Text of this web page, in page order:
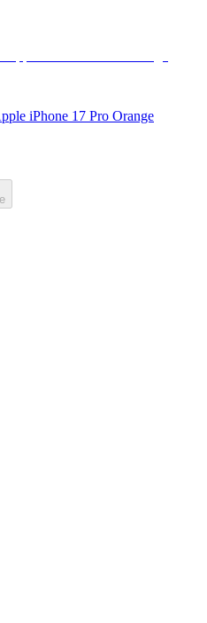
iPhone 17 Pro Orange